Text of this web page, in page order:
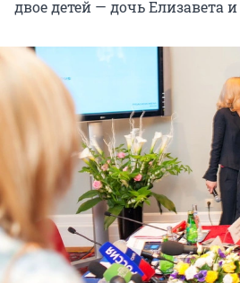
двое детей — дочь Елизавета